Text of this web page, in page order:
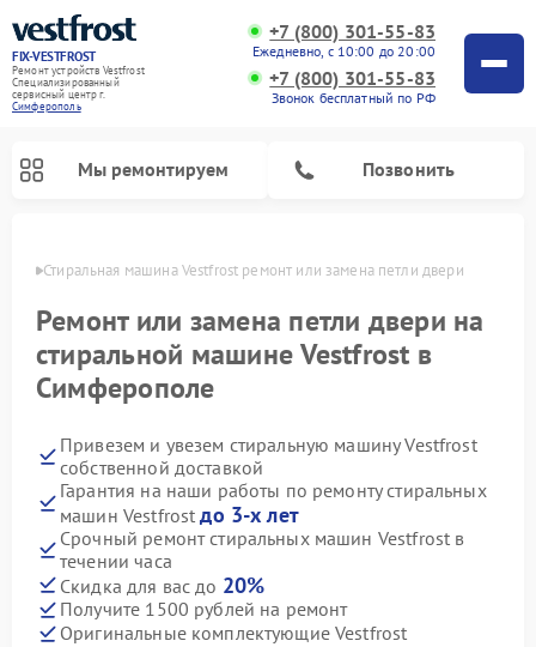
FIX-VESTFROST
Ремонт устройств Vestfrost
Специализированный
cервисный центр г.
Симферополь
+7 (800) 301-55-83
Ежедневно, с 10:00 до 20:00
+7 (800) 301-55-83
Звонок бесплатный по РФ
Мы ремонтируем Позвонить
Стиральная машина Vestfrost ремонт или замена петли двери
Ремонт или замена петли двери на
стиральной машине Vestfrost в
Симферополе
Привезем и увезем стиральную машину Vestfrost
собственной доставкой
Гарантия на наши работы по ремонту стиральных
машин Vestfrostдо 3-х лет
Срочный ремонт стиральных машин Vestfrost в
течении часа
Скидка для вас до 20%
Получите 1500 рублей на ремонт
Оригинальные комплектующие Vestfrost